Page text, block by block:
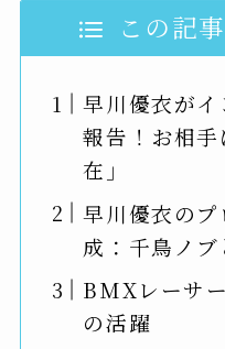
この記
早川優衣が
報告！お相
在」
早川優衣の
成：千鳥ノ
BMXレーサ
の活躍